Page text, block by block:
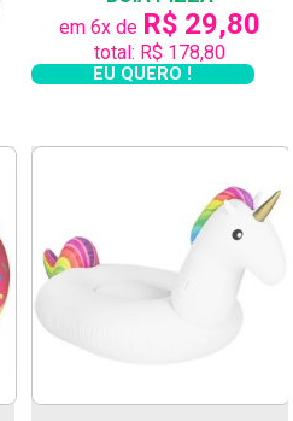
em 6x de R$ 29,80
total: R$ 178,80
EU QUERO !